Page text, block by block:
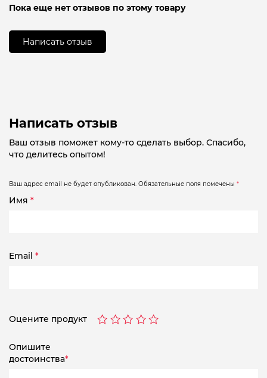
0
Пока еще нет отзывов по этому товару
Написать отзыв
Написать отзыв
Ваш отзыв поможет кому-то сделать выбор. Спасибо,
что делитесь опытом!
Ваш адрес email не будет опубликован. Обязательные поля помечены *
Имя *
Email *
Оцените продукт
Опишите
достоинства*